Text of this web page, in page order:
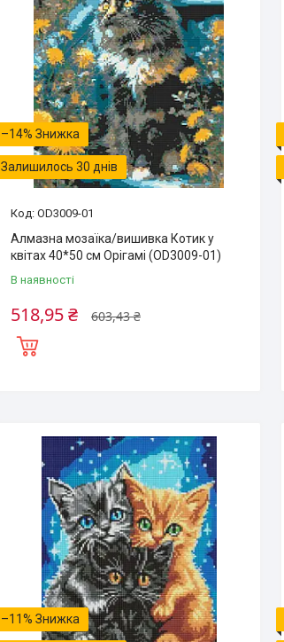
–14%
Залишилось 30 днів
OD3009-01
Алмазна мозаїка/вишивка Котик у
квітах 40*50 см Орігамі (OD3009-01)
В наявності
603,43 ₴
518,95 ₴
–11%